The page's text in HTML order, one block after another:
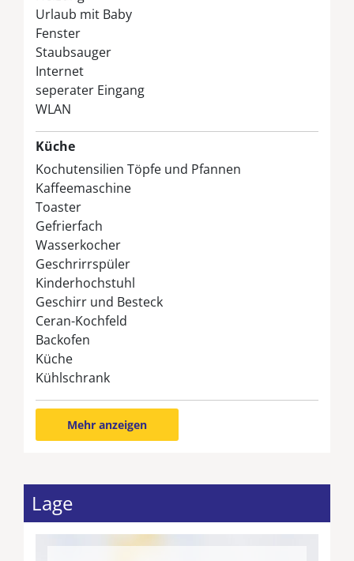
Matratzen sind je 80x200 und ein Schlafzimmer
mit zwei Einzelbetten, Kinderreisebett
Badezimmer:
Whirlpool und Sauna, Dusche, Waschtisch und
WC, Waschmaschine
Außenbereich:
Auflagen, Sonnenliegen, Sonnenschirm, Grill,
Sandkiste, Schaukel, Kanu (Benutzung des
Kanus auf eigene Gefahr)
Ihr Auto können Sie ganz bequem direkt an
Ihrem Ferienhaus abstellen.
Urlaub mit Baby
Fenster
Staubsauger
Internet
seperater Eingang
WLAN
Küche
Kochutensilien Töpfe und Pfannen
Kaffeemaschine
Toaster
Gefrierfach
Wasserkocher
Geschrirrspüler
Kinderhochstuhl
Geschirr und Besteck
Ceran-Kochfeld
Backofen
Küche
Kühlschrank
Mehr anzeigen
Lage